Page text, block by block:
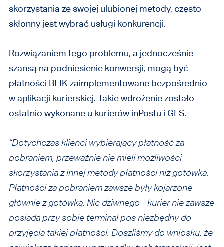
skorzystania ze swojej ulubionej metody, często
skłonny jest wybrać usługi konkurencji.
Rozwiązaniem tego problemu, a jednocześnie
szansą na podniesienie konwersji, mogą być
płatności BLIK zaimplementowane bezpośrednio
w aplikacji kurierskiej. Takie wdrożenie zostało
ostatnio wykonane u kurierów inPostu i GLS.
“Dotychczas klienci wybierający płatność za
pobraniem, przeważnie nie mieli możliwości
skorzystania z innej metody płatności niż gotówka.
Płatności za pobraniem zawsze były kojarzone
głównie z gotówką. Nic dziwnego - kurier nie zawsze
posiada przy sobie terminal pos niezbędny do
przyjęcia takiej płatności. Doszliśmy do wniosku, że